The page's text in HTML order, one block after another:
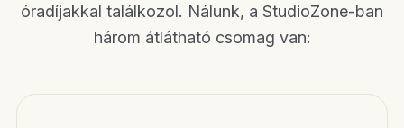
óradíjakkal találkozol. Nálunk, a StudioZone-ban
három átlátható csomag van: